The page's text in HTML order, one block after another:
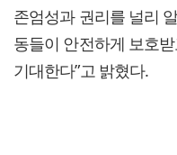
존엄성과 권리를 널리
동들이 안전하게 보호
기대한다”고 밝혔다.